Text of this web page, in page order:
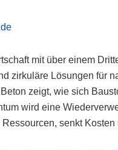
mit über einem
zirkuläre Lösungen für
zeigt, wie sich
wird eine
senkt